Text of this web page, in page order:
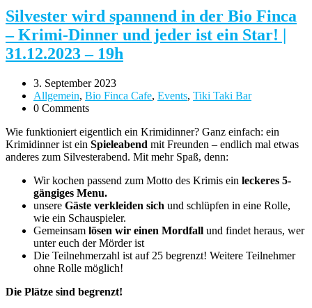
Silvester wird spannend in der Bio Finca
– Krimi-Dinner und jeder ist ein Star! |
31.12.2023 – 19h
3. September 2023
Allgemein, Bio Finca Cafe, Events, Tiki Taki Bar
0 Comments
Wie funktioniert eigentlich ein Krimidinner? Ganz einfach: ein
Krimidinner ist ein Spieleabend mit Freunden – endlich mal etwas
anderes zum Silvesterabend. Mit mehr Spaß, denn:
Wir kochen passend zum Motto des Krimis ein leckeres 5-
gängiges Menu.
unsere Gäste verkleiden sich und schlüpfen in eine Rolle,
wie ein Schauspieler.
Gemeinsam lösen wir einen Mordfall und findet heraus, wer
unter euch der Mörder ist
Die Teilnehmerzahl ist auf 25 begrenzt! Weitere Teilnehmer
ohne Rolle möglich!
Die Plätze sind begrenzt!